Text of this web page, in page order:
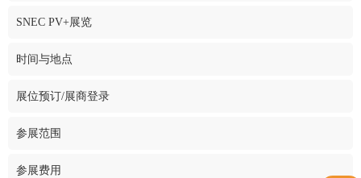
SNEC PV+展览
时间与地点
展位预订/展商登录
参展范围
参展费用